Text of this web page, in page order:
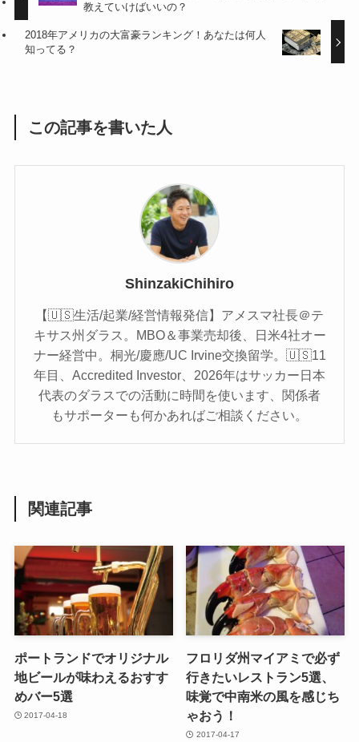
教えていけばいいの？
2018年アメリカの大富豪ランキング！あなたは何人
知ってる？
この記事を書いた人
ShinzakiChihiro
【🇺🇸生活/起業/経営情報発信】アメスマ社長＠テ
キサス州ダラス。MBO＆事業売却後、日米4社オー
ナー経営中。桐光/慶應/UC Irvine交換留学。🇺🇸11
年目、Accredited Investor、2026年はサッカー日本
代表のダラスでの活動に時間を使います、関係者
もサポーターも何かあればご相談ください。
関連記事
ポートランドでオリジナル
地ビールが味わえるおすす
めバー5選
2017-04-18
フロリダ州マイアミで必ず
行きたいレストラン5選、
味覚で中南米の風を感じち
ゃおう！
2017-04-17